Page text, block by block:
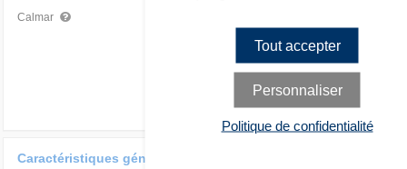
Calmar
Caractéristiques générales
Tout accepter
Personnaliser
Politique de confidentialité